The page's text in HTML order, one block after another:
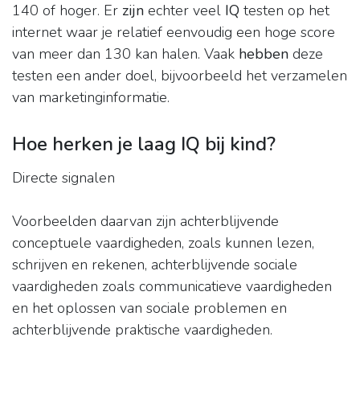
140 of hoger. Er zijn echter veel IQ testen op het
internet waar je relatief eenvoudig een hoge score
van meer dan 130 kan halen. Vaak hebben deze
testen een ander doel, bijvoorbeeld het verzamelen
van marketinginformatie.
Hoe herken je laag IQ bij kind?
Directe signalen
Voorbeelden daarvan zijn achterblijvende
conceptuele vaardigheden, zoals kunnen lezen,
schrijven en rekenen, achterblijvende sociale
vaardigheden zoals communicatieve vaardigheden
en het oplossen van sociale problemen en
achterblijvende praktische vaardigheden.